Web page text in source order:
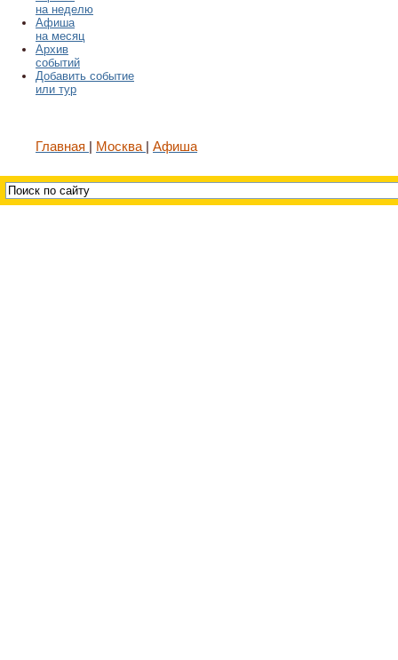
на неделю
Афиша
на месяц
Архив
событий
Добавить событие
или тур
Главная Москва Афиша